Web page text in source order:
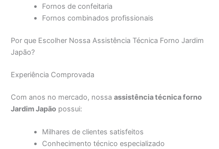
Fornos de confeitaria
Fornos combinados profissionais
Por que Escolher Nossa Assistência Técnica Forno Jardim
Japão?
Experiência Comprovada
Com anos no mercado, nossaassistência técnica forno
Jardim Japão possui:
Milhares de clientes satisfeitos
Conhecimento técnico especializado